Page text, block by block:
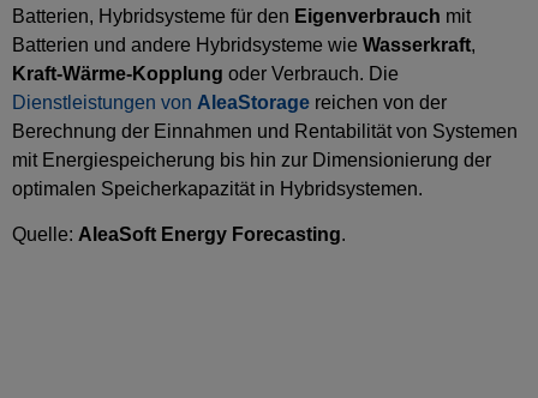
Batterien, Hybridsysteme für den Eigenverbrauch mit
Batterien und andere Hybridsysteme wie Wasserkraft,
Kraft-Wärme-Kopplung oder Verbrauch. Die
Dienstleistungen von AleaStorage reichen von der
Berechnung der Einnahmen und Rentabilität von Systemen
mit Energiespeicherung bis hin zur Dimensionierung der
optimalen Speicherkapazität in Hybridsystemen.
Quelle: AleaSoft Energy Forecasting.